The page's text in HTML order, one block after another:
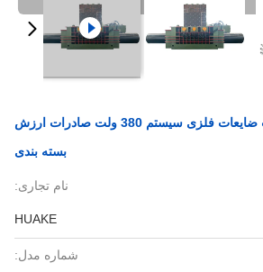
بسته بندی 225 کیلووات ضایعات فلزی سیستم 380 ولت صادرات ارزش
بسته بندی
نام تجاری:
HUAKE
شماره مدل: